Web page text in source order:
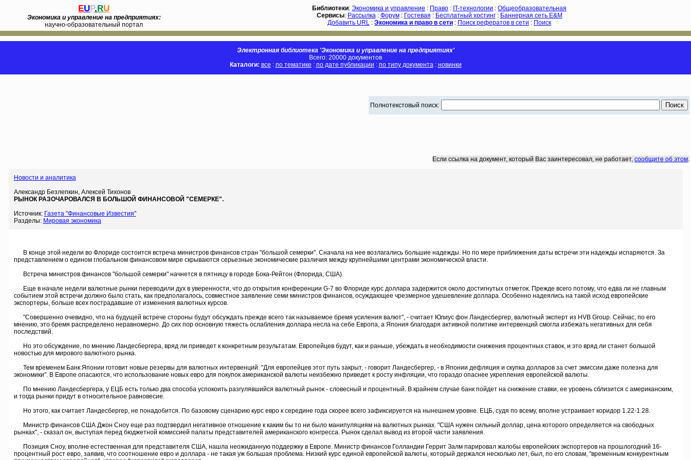
EUP.RU
Экономика и управление на предприятиях:
научно-образовательный портал
Библиотеки: Экономика и управление : Право : IT-технологии : Общеобразовательная
Сервисы: Рассылка: Форум: Гостевая : Бесплатный хостинг: Баннерная сеть E&M
Добавить URL : Экономика и право в сети : Поиск рефератов в сети : Поиск
Электронная библиотека 'Экономика и управление на предприятиях'
Всего: 20000 документов
Каталоги: все : по тематике : по дате публикации : по типу документа: новинки
Полнотекстовый поиск:
Если ссылка на документ, который Вас заинтересовал, не работает, сообщите об этом.
Новости и аналитика
Александр Безлепкин, Алексей Тихонов
РЫНОК РАЗОЧАРОВАЛСЯ В БОЛЬШОЙ ФИНАНСОВОЙ "СЕМЕРКЕ".
Источник: Газета "Финансовые Известия"
Разделы: Мировая экономика
В конце этой недели во Флориде состоится встреча министров финансов стран "большой семерки". Сначала на нее возлагались большие надежды. Но по мере приближения даты встречи эти надежды испаряются. За
представлением о едином глобальном финансовом мире скрываются серьезные экономические различия между крупнейшими центрами экономической власти.
Встреча министров финансов "большой семерки" начнется в пятницу в городе Бока-Рейтон (Флорида, США).
Еще в начале недели валютные рынки переводили дух в уверенности, что до открытия конференции G-7 во Флориде курс доллара задержится около достигнутых отметок. Прежде всего потому, что едва ли не главным
событием этой встречи должно было стать, как предполагалось, совместное заявление семи министров финансов, осуждающее чрезмерное удешевление доллара. Особенно надеялись на такой исход европейские
экспортеры, больше всех пострадавшие от изменения валютных курсов.
"Совершенно очевидно, что на будущей встрече стороны будут обсуждать прежде всего так называемое бремя усиления валют", - считает Юлиус фон Ландесбергер, валютный эксперт из HVB Group. Сейчас, по его
мнению, это бремя распределено неравномерно. До сих пор основную тяжесть ослабления доллара несла на себе Европа, а Япония благодаря активной политике интервенций смогла избежать негативных для себя
последствий.
Но это обсуждение, по мнению Ландесбергера, вряд ли приведет к конкретным результатам. Европейцев будут, как и раньше, убеждать в необходимости снижения процентных ставок, и это вряд ли станет большой
новостью для мирового валютного рынка.
Тем временем Банк Японии готовит новые резервы для валютных интервенций. "Для европейцев этот путь закрыт, - говорит Ландесбергер, - в Японии дефляция и скупка долларов за счет эмиссии даже полезна для
экономики". В Европе опасаются, что использование новых евро для покупок американской валюты неизбежно приведет к росту инфляции, что гораздо опаснее укрепления европейской валюты.
По мнению Ландесбергера, у ЕЦБ есть только два способа успокоить разгулявшийся валютный рынок - словесный и процентный. В крайнем случае банк пойдет на снижение ставки, ее уровень сблизится с американским,
и тогда рынки придут в относительное равновесие.
Но этого, как считает Ландесбергер, не понадобится. По базовому сценарию курс евро к середине года скорее всего зафиксируется на нынешнем уровне. ЕЦБ, судя по всему, вполне устраивает коридор 1.22-1.28.
Министр финансов США Джон Сноу еще раз подтвердил негативное отношение к каким бы то ни было манипуляциям на валютных рынках. "США нужен сильный доллар, цена которого определяется на свободных
рынках", - сказал он, выступая перед бюджетной комиссией палаты представителей американского конгресса. Рынок сделал вывод из второй части заявления.
Позиция Сноу, вполне естественная для представителя США, нашла неожиданную поддержку в Европе. Министр финансов Голландии Геррит Залм парировал жалобы европейских экспортеров на прошлогодний 16-
процентный рост евро, заявив, что соотношение евро и доллара - не такая уж большая проблема. Низкий курс единой европейской валюты, который держался несколько лет, был, по его словам, "временным конкурентным